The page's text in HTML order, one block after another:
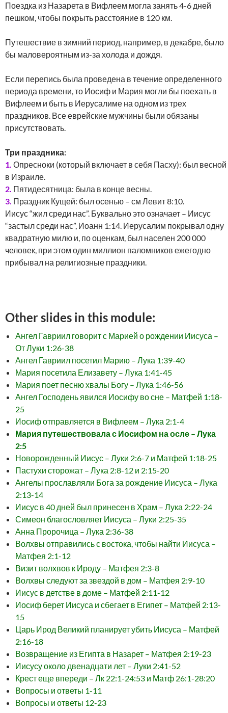
Поездка из Назарета в Вифлеем могла занять 4-6 дней
пешком, чтобы покрыть расстояние в 120 км.
Путешествие в зимний период, например, в декабре, было
бы маловероятным из-за холода и дождя.
Если перепись была проведена в течение определенного
периода времени, то Иосиф и Мария могли бы поехать в
Вифлеем и быть в Иерусалиме на одном из трех
праздников. Все еврейские мужчины были обязаны
присутствовать.
Три праздника:
1. Опресноки (который включает в себя Пасху): был весной
в Израиле.
2. Пятидесятница: была в конце весны.
3. Праздник Кущей: был осенью – см Левит 8:10.
Иисус “жил среди нас”. Буквально это означает – Иисус
“застыл среди нас”, Иоанн 1:14. Иерусалим покрывал одну
квадратную милю и, по оценкам, был населен 200 000
человек, при этом один миллион паломников ежегодно
прибывал на религиозные праздники.
Other slides in this module:
Ангел Гавриил говорит с Марией о рождении Иисуса –
От Луки 1:26-38
Ангел Гавриил посетил Марию – Лука 1:39-40
Мария посетила Елизавету – Лука 1:41-45
Мария поет песню хвалы Богу – Лука 1:46-56
Ангел Господень явился Иосифу во сне – Матфей 1:18-
25
Иосиф отправляется в Вифлеем – Лука 2:1-4
Мария путешествовала с Иосифом на осле – Лука
2:5
Новорожденный Иисус – Луки 2:6-7 и Матфей 1:18-25
Пастухи сторожат – Лука 2:8-12 и 2:15-20
Ангелы прославляли Бога за рождение Иисуса – Лука
2:13-14
Иисус в 40 дней был принесен в Храм – Лука 2:22-24
Симеон благословляет Иисуса – Луки 2:25-35
Анна Пророчица – Лука 2:36-38
Волхвы отправились с востока, чтобы найти Иисуса –
Матфея 2:1-12
Визит волхвов к Ироду – Матфея 2:3-8
Волхвы следуют за звездой в дом – Матфея 2:9-10
Иисус в детстве в доме – Матфей 2:11-12
Иосиф берет Иисуса и сбегает в Египет – Матфей 2:13-
15
Царь Ирод Великий планирует убить Иисуса – Матфей
2:16-18
Возвращение из Египта в Назарет – Матфея 2:19-23
Иисусу около двенадцати лет – Луки 2:41-52
Крест еще впереди – Лк 22:1-24:53 и Матф 26:1-28:20
Вопросы и ответы 1-11
Вопросы и ответы 12-23